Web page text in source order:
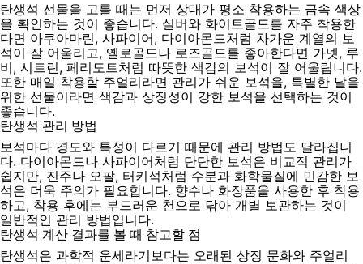
탄생석 선물을 고를 때는 먼저 상대가 평소 착용하는 금속 색상
을 확인하는 것이 좋습니다. 실버와 화이트골드를 자주 착용한
다면 아쿠아마린, 사파이어, 다이아몬드처럼 차가운 계열의 보
석이 잘 어울리고, 옐로골드나 로즈골드를 좋아한다면 가넷, 루
비, 시트린, 페리도트처럼 따뜻한 색감의 보석이 잘 어울립니다.
또한 매일 착용할 주얼리라면 관리가 쉬운 보석을, 특별한 날을
위한 선물이라면 색감과 상징성이 강한 보석을 선택하는 것이
좋습니다.
탄생석 관리 방법
보석마다 경도와 특성이 다르기 때문에 관리 방법도 달라집니
다. 다이아몬드나 사파이어처럼 단단한 보석은 비교적 관리가
쉽지만, 진주나 오팔, 터키석처럼 수분과 화학물질에 민감한 보
석은 더욱 주의가 필요합니다. 향수나 화장품을 사용한 후 착용
하고, 착용 후에는 부드러운 천으로 닦아 개별 보관하는 것이
일반적인 관리 방법입니다.
탄생석 계산 결과를 볼 때 참고할 점
탄생석은 과학적 운세라기보다는 오래된 상징 문화와 주얼리